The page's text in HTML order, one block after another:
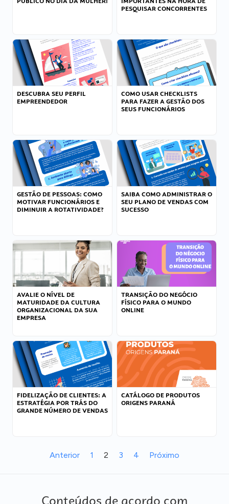
PESQUISAR CONCORRENTES
DESCUBRA SEU PERFIL
EMPREENDEDOR
COMO USAR CHECKLISTS
PARA FAZER A GESTÃO DOS
SEUS FUNCIONÁRIOS
GESTÃO DE PESSOAS: COMO
MOTIVAR FUNCIONÁRIOS E
DIMINUIR A ROTATIVIDADE?
SAIBA COMO ADMINISTRAR O
SEU PLANO DE VENDAS COM
SUCESSO
AVALIE O NÍVEL DE
MATURIDADE DA CULTURA
ORGANIZACIONAL DA SUA
EMPRESA
TRANSIÇÃO DO NEGÓCIO
FÍSICO PARA O MUNDO
ONLINE
FIDELIZAÇÃO DE CLIENTES: A
ESTRATÉGIA POR TRÁS DO
GRANDE NÚMERO DE VENDAS
CATÁLOGO DE PRODUTOS
ORIGENS PARANÁ
Anterior 1 2 3 4 Próximo